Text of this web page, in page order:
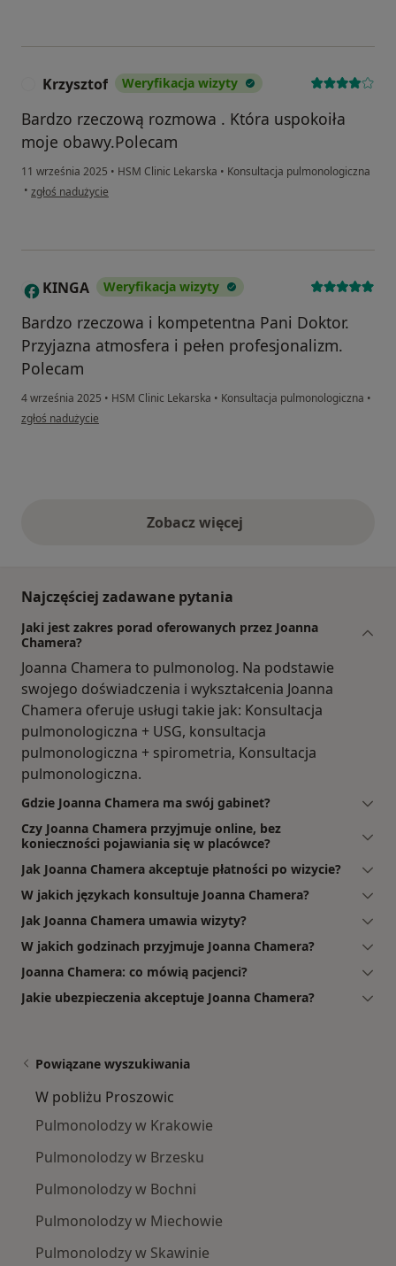
Krzysztof Weryfikacja wizyty
Bardzo rzeczową rozmowa . Która uspokoiła
moje obawy.Polecam
11 września 2025 • HSM Clinic Lekarska • Konsultacja pulmonologiczna
• w opinii użytkownika Krzysztof
zgłoś nadużycie
K KINGA Weryfikacja wizyty
Bardzo rzeczowa i kompetentna Pani Doktor.
Przyjazna atmosfera i pełen profesjonalizm.
Polecam
4 września 2025 • HSM Clinic Lekarska • Konsultacja pulmonologiczna •
w opinii użytkownika KINGA
zgłoś nadużycie
Zobacz więcejopinie powyżej
Najczęściej zadawane pytania
Jaki jest zakres porad oferowanych przez Joanna
Chamera?
Joanna Chamera to pulmonolog. Na podstawie
swojego doświadczenia i wykształcenia Joanna
Chamera oferuje usługi takie jak: Konsultacja
pulmonologiczna + USG, konsultacja
pulmonologiczna + spirometria, Konsultacja
pulmonologiczna.
Gdzie Joanna Chamera ma swój gabinet?
Czy Joanna Chamera przyjmuje online, bez
konieczności pojawiania się w placówce?
Jak Joanna Chamera akceptuje płatności po wizycie?
W jakich językach konsultuje Joanna Chamera?
Jak Joanna Chamera umawia wizyty?
W jakich godzinach przyjmuje Joanna Chamera?
Joanna Chamera: co mówią pacjenci?
Jakie ubezpieczenia akceptuje Joanna Chamera?
Powiązane wyszukiwania
W pobliżu Proszowic
Pulmonolodzy w Krakowie
Pulmonolodzy w Brzesku
Pulmonolodzy w Bochni
Pulmonolodzy w Miechowie
Pulmonolodzy w Skawinie